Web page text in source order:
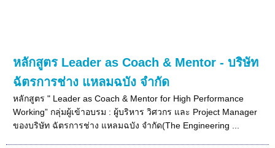
หลักสูตร Leader as Coach & Mentor - บริษัท
ฉัตรการช่าง แหลมฉบัง จำกัด
หลักสูตร " Leader as Coach & Mentor for High Performance
Working” กลุ่มผู้เข้าอบรม : ผู้บริหาร วิศวกร และ Project Manager
ของบริษัท ฉัตรการช่าง แหลมฉบัง จำกัด(The Engineering ...